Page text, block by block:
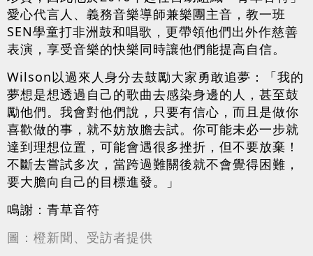
愛心代言人、義務音樂導師兼樂團主音，教一班
SEN學童打非洲鼓和唱歌，更帶領他們出外作慈善
表演，享受音樂的快樂同時讓他們能提高自信。
Wilson以過來人身分去鼓勵大家勇敢追夢：「我的
夢想是想透過自己的歌曲去感染身邊的人，甚至鼓
勵他們。我會對他們說，只要有信心，而且是做你
喜歡做的事，就不妨放膽去試。你可能未必一步就
達到理想位置，可能會遇很多挫折，但不要放棄！
不斷去嘗試多次，當跨過難關後就不會覺得困難，
要大膽向自己的目標進發。」
鳴謝：青草音符
圖：橙新聞、受訪者提供